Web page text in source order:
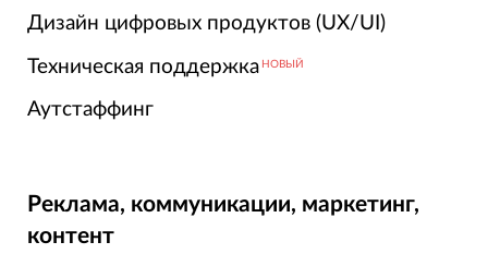
Дизайн цифровых продуктов (UX/UI)
Техническая поддержка НОВЫЙ
Аутстаффинг
Реклама, коммуникации, маркетинг,
контент